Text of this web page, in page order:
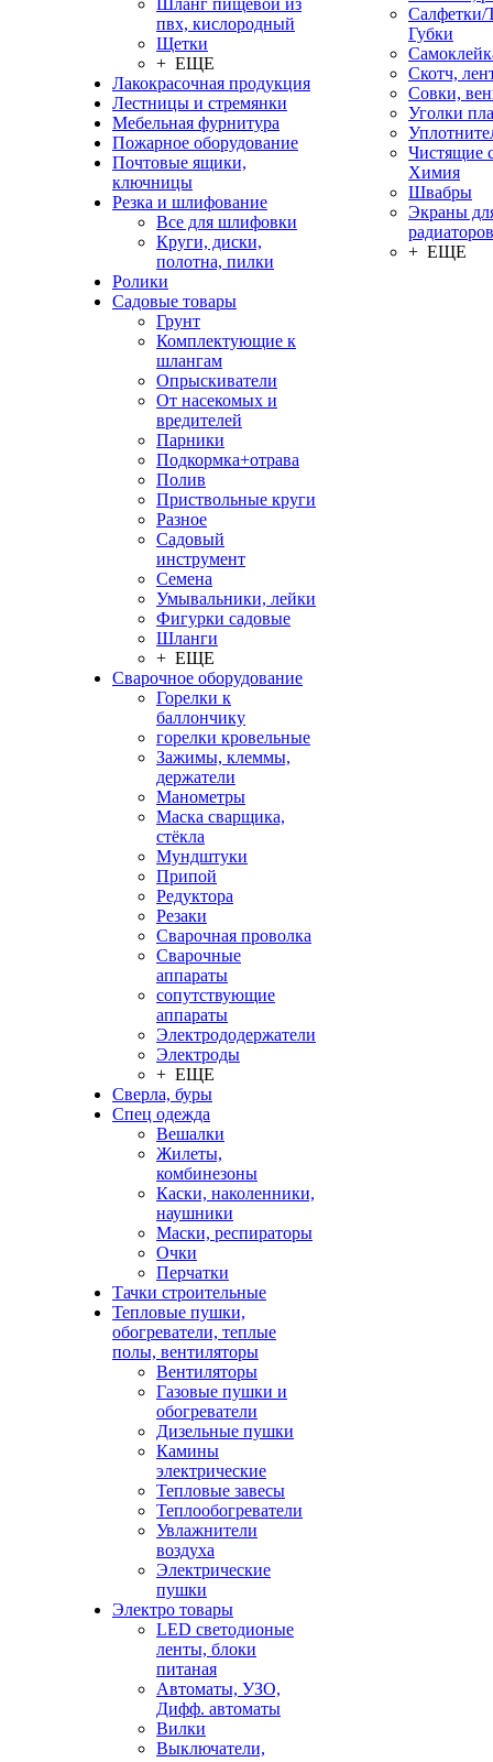
Шланг пищевой из
пвх, кислородный
Щетки
+ ЕЩЕ
Лакокрасочная продукция
Лестницы и стремянки
Мебельная фурнитура
Пожарное оборудование
Почтовые ящики,
ключницы
Резка и шлифование
Все для шлифовки
Круги, диски,
полотна, пилки
Ролики
Садовые товары
Грунт
Комплектующие к
шлангам
Опрыскиватели
От насекомых и
вредителей
Парники
Подкормка+отрава
Полив
Приствольные круги
Разное
Садовый
инструмент
Семена
Умывальники, лейки
Фигурки садовые
Шланги
+ ЕЩЕ
Сварочное оборудование
Горелки к
баллончику
горелки кровельные
Зажимы, клеммы,
держатели
Манометры
Маска сварщика,
стёкла
Мундштуки
Припой
Редуктора
Резаки
Сварочная проволка
Сварочные
аппараты
сопутствующие
аппараты
Электрододержатели
Электроды
+ ЕЩЕ
Сверла, буры
Спец одежда
Вешалки
Жилеты,
комбинезоны
Каски, наколенники,
наушники
Маски, респираторы
Очки
Перчатки
Тачки строительные
Тепловые пушки,
обогреватели, теплые
полы, вентиляторы
Вентиляторы
Газовые пушки и
обогреватели
Дизельные пушки
Камины
электрические
Тепловые завесы
Теплообогреватели
Увлажнители
воздуха
Электрические
пушки
Электро товары
LED светодионые
ленты, блоки
питаная
Автоматы, УЗО,
Дифф. автоматы
Вилки
Выключатели,
Салфетки/
Губки
Скотч,
Совки,
Уголки
Чистящие
Химия
Швабры
Экраны
радиаторов
+ ЕЩЕ